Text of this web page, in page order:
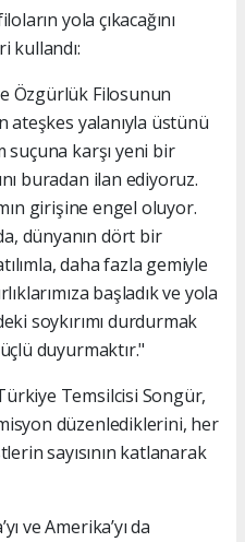
yola çıkacağını
kullandı:
Özgürlük Filosunun
ateşkes yalanıyla üstünü
suçuna karşı yeni bir
buradan ilan ediyoruz.
girişine engel oluyor.
dünyanın dört bir
daha fazla gemiyle
başladık ve yola
soykırımı durdurmak
duyurmaktır."
Temsilcisi Songür,
düzenlediklerini, her
sayısının katlanarak
ve Amerika’yı da